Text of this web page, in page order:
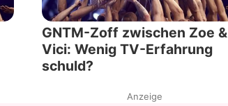
GNTM-Zoff zwischen Zoe &
Vici: Wenig TV-Erfahrung
schuld?
Anzeige